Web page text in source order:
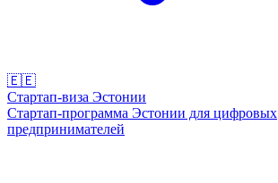
🇪🇪
Стартап-виза Эстонии
Стартап-программа Эстонии для цифровых
предпринимателей